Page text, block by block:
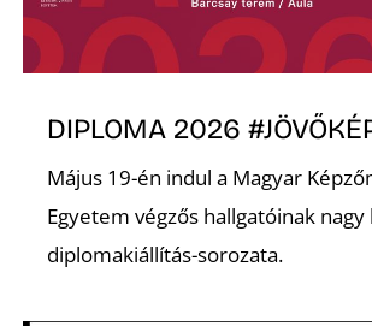
DIPLOMA 2026
Május 19-én indul a Magyar
Egyetem végzős hallgatóinak
diplomakiállítás-sorozata.